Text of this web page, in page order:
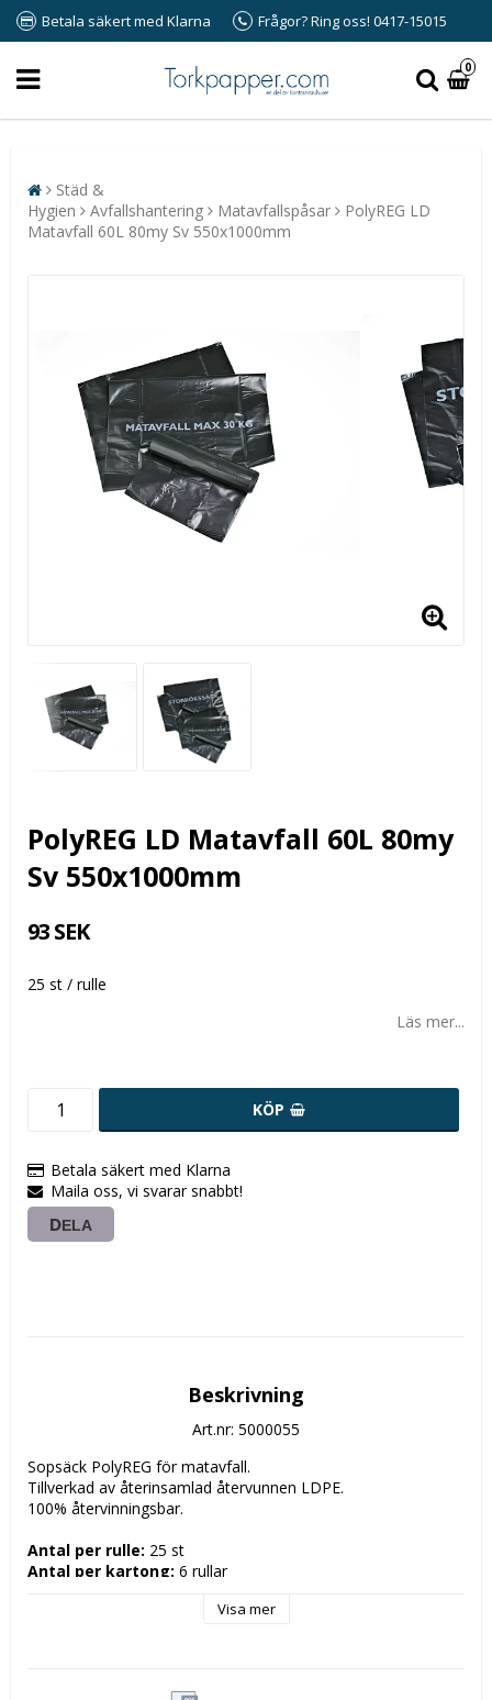
Betala säkert med Klarna Frågor? Ring oss! 0417-15015
0
Städ &
Hygien
Avfallshantering Matavfallspåsar
PolyREG LD
Matavfall 60L 80my Sv 550x1000mm
PolyREG LD Matavfall 60L 80my
Sv 550x1000mm
93 SEK
25 st / rulle
Läs mer...
KÖP
Betala säkert med Klarna
Maila oss, vi svarar snabbt!
DELA
Beskrivning
Art.nr: 5000055
Sopsäck PolyREG för matavfall.
Tillverkad av återinsamlad återvunnen LDPE.
100% återvinningsbar.
Antal per rulle:
Antal per kartong: 6 rullar
Visa mer